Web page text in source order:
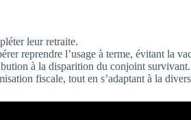
leur retraite.
reprendre l’usage à terme, évitant la
à la disparition du conjoint
fiscale, tout en s’adaptant à la